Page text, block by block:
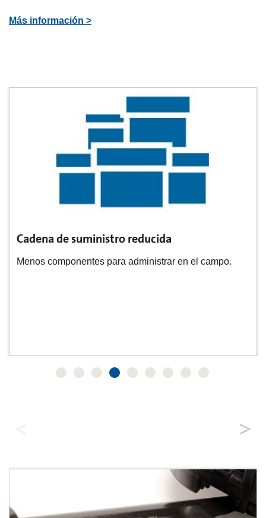
Más información >
Cadena de suministro reducida
Menos componentes para administrar en el campo.